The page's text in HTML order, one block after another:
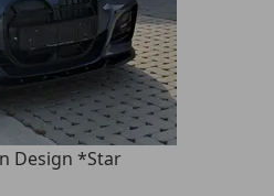
Design *Star